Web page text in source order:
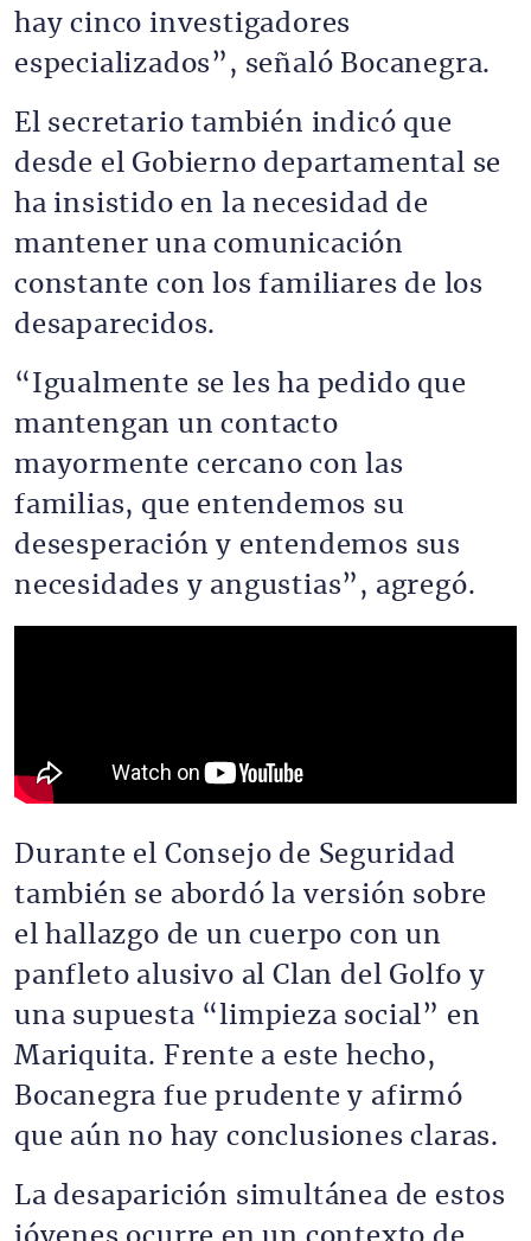
hay cinco investigadores
especializados”, señaló Bocanegra.
El secretario también indicó que
desde el Gobierno departamental se
ha insistido en la necesidad de
mantener una comunicación
constante con los familiares de los
desaparecidos.
“Igualmente se les ha pedido que
mantengan un contacto
mayormente cercano con las
familias, que entendemos su
desesperación y entendemos sus
necesidades y angustias”, agregó.
Durante el Consejo de Seguridad
también se abordó la versión sobre
el hallazgo de un cuerpo con un
panfleto alusivo al Clan del Golfo y
una supuesta “limpieza social” en
Mariquita. Frente a este hecho,
Bocanegra fue prudente y afirmó
que aún no hay conclusiones claras.
La desaparición simultánea de estos